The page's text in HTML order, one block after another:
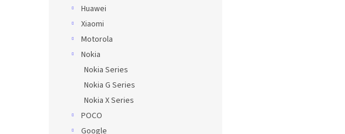
Huawei
Xiaomi
Motorola
Nokia
Nokia Series
Nokia G Series
Nokia X Series
POCO
Google